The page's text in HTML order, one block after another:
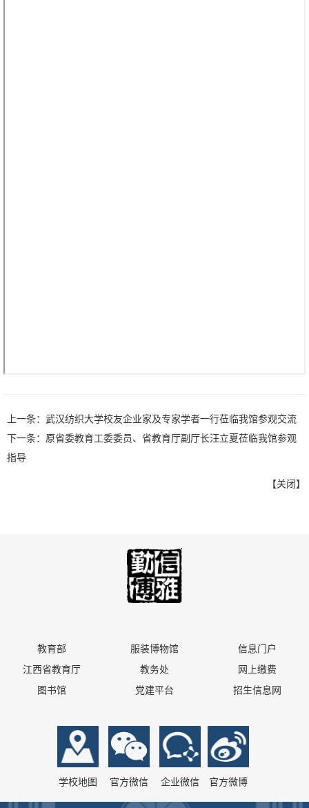
上一条： 武汉纺织大学校友企业家及专家学者一行莅临我馆参观交流
下一条： 原省委教育工委委员、省教育厅副厅长汪立夏莅临我馆参观
指导
【关闭】
教育部
江西省教育厅
图书馆
服装博物馆
教务处
党建平台
信息门户
网上缴费
招生信息网
学校地图 官方微信 企业微信 官方微博